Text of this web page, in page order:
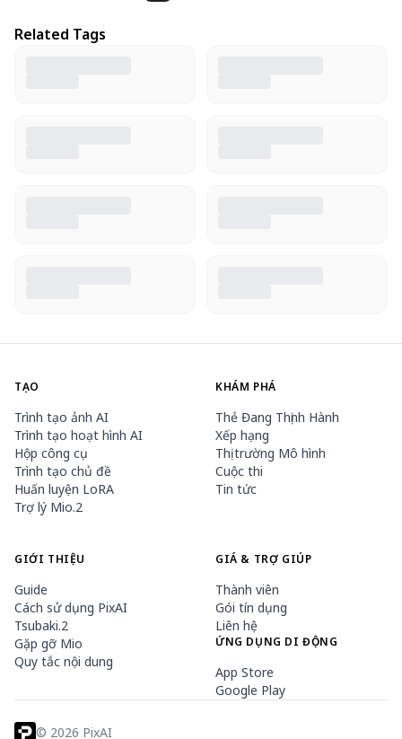
Related Tags
TẠO
Trình tạo ảnh AI
Trình tạo hoạt hình AI
Hộp công cụ
Trình tạo chủ đề
Huấn luyện LoRA
Trợ lý Mio.2
KHÁM PHÁ
Thẻ Đang Thịnh Hành
Xếp hạng
Thị trường Mô hình
Cuộc thi
Tin tức
GIỚI THIỆU
Guide
Cách sử dụng PixAI
Tsubaki.2
Gặp gỡ Mio
Quy tắc nội dung
GIÁ & TRỢ GIÚP
Thành viên
Gói tín dụng
Liên hệ
ỨNG DỤNG DI ĐỘNG
App Store
Google Play
© 2026 PixAI